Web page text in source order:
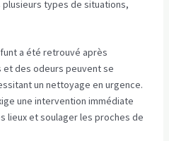
plusieurs types de situations,
a été retrouvé après
des odeurs peuvent se
un nettoyage en urgence.
une intervention immédiate
lieux et soulager les proches de